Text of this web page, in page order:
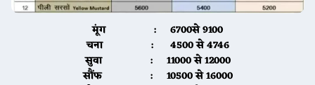
मूंग :
6700से 9100
चना :
4500 से 4746
सुवा :
11000 से 12000
सौंफ :
10500 से 16000